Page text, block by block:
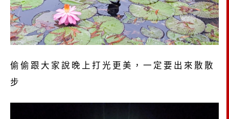
偷偷跟大家說晚上打光更美，一定要出來散散
步